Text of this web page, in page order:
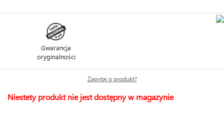
Gwarancja
oryginalności
Zapytaj o produkt?
Niestety produkt nie jest dostępny w magazynie